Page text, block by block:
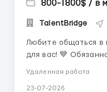
800-1800$ / в
TalentBridge
Любите общаться в
для вас! 💙 Обязанности: 💬 Ответы на сообщения
пользователей. 📚
Удаленная работа
23-07-2026